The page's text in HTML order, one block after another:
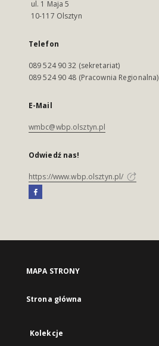
ul. 1 Maja 5
10-117 Olsztyn
Telefon
089 524 90 32 (sekretariat)
089 524 90 48 (Pracownia Regionalna)
E-Mail
wmbc@wbp.olsztyn.pl
Odwiedź nas!
https://www.wbp.olsztyn.pl/
MAPA STRONY
Strona główna
Kolekcje